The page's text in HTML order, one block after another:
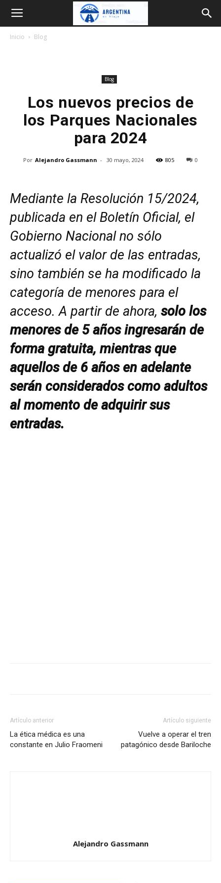
Argentina
Inicio Blog
Blog
Los nuevos precios de
los Parques Nacionales
para 2024
Por Alejandro Gassmann - 30 mayo, 2024 805 0
Mediante la Resolución 15/2024,
publicada en el Boletín Oficial, el
Gobierno Nacional no sólo
actualizó el valor de las entradas,
sino también se ha modificado la
categoría de menores para el
acceso. A partir de ahora, solo los
menores de 5 años ingresarán de
forma gratuita, mientras que
aquellos de 6 años en adelante
serán considerados como adultos
al momento de adquirir sus
entradas.
Artículo anterior
La ética médica es una
constante en Julio Fraomeni
Artículo siguiente
Vuelve a operar el tren
patagónico desde Bariloche
Alejandro Gassmann